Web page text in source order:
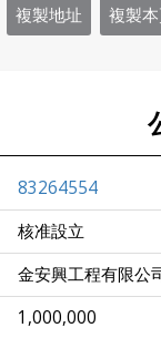
複製地址 複製
83264554
核准設立
金安興工程有限公
1,000,000